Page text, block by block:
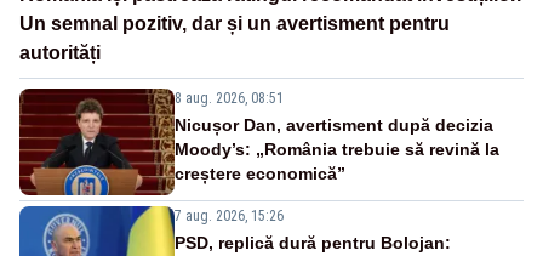
Un semnal pozitiv, dar și un avertisment pentru
autorități
8 aug. 2026, 08:51
Nicușor Dan, avertisment după decizia
Moody’s: „România trebuie să revină la
creștere economică”
7 aug. 2026, 15:26
PSD, replică dură pentru Bolojan: